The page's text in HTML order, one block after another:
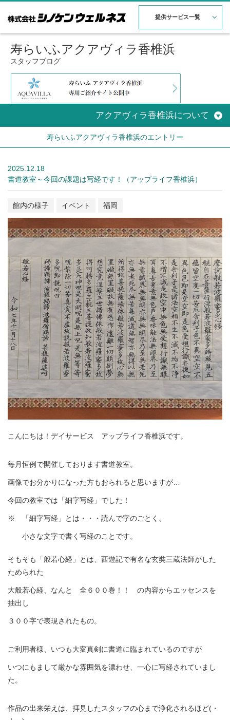
提供サービス一覧
寿らいふアクアヴィラ香椎浜
スタッフブログ
アクアヴィラ香椎浜について
寿らいふアクアヴィラ香椎浜のエントリー
2025.12.18
書道教室～今回の課題は写経です！（アップライフ香椎浜）
館内の様子 イベント 福岡
こんにちは！デイサービス アップライフ香椎浜です。
毎月恒例で開催しております書道教室。
画像でお分かりになった方もおられると思いますが…
今回の教室では「細字写経」でした！
※ 「細字写経」とは・・・読んで字のごとく、
小さな文字で書く写経のことです。
そもそも「般若心経」とは、西遊記で有名な玄奘三蔵法師がした
ためられた
大般若心経、なんと 全６００巻！！ の内容からエッセンスを
抽出し
３００字で表現されたもの。
ご利用者様、いつも大変真剣に書道に臨まれているのですが
いつにもまして厳かな雰囲気を漂わせ、一心に写経されていまし
た。
作品の出来栄えは、拝見したスタッフの心まで浄化されるほど(・